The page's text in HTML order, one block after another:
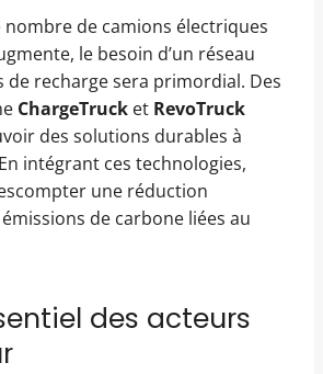
nombre de camions électriques
le besoin d’un réseau
de recharge sera primordial. Des
ChargeTruck et RevoTruck
des solutions durables à
intégrant ces technologies,
une réduction
de carbone liées au
des acteurs